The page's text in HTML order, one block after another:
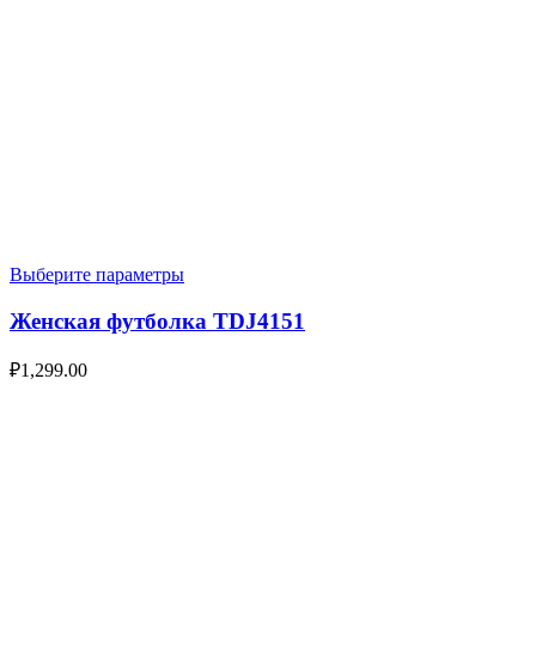
Выберите параметры
Женская футболка TDJ4151
₽1,299.00